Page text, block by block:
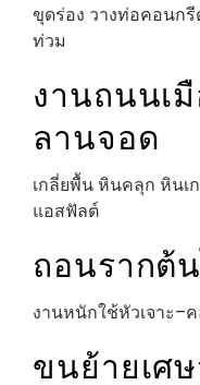
ขุดร่อง วางท่อคอนก
ท่วม
งานถนนเ
ลานจอด
เกลี่ยพื้น หินคลุก หินเ
แอสฟัลต์
ถอนรากต้
งานหนักใช้หัวเจาะ–
ขนย้ายเศ